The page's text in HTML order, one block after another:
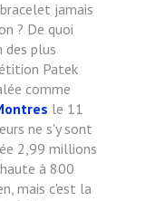
jamais
? De quoi
des plus
Patek
comme
le 11
ne s'y sont
2,99 millions
à 800
mais c'est la